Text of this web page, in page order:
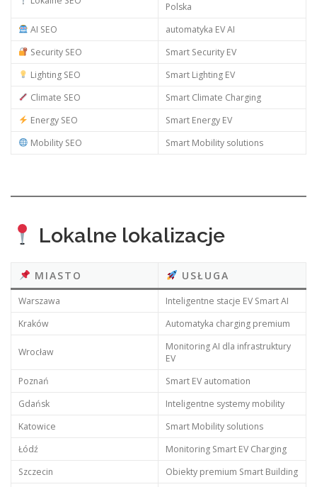
Polska
AI SEO
automatyka EV AI
Security SEO
Smart Security EV
Lighting SEO
Smart Lighting EV
Climate SEO
Smart Climate Charging
Energy SEO
Smart Energy EV
Mobility SEO
Smart Mobility solutions
Lokalne lokalizacje
MIASTO USŁUGA
Warszawa
Inteligentne stacje EV Smart AI
Kraków
Automatyka charging premium
Wrocław
Monitoring AI dla infrastruktury
EV
Poznań
Smart EV automation
Gdańsk
Inteligentne systemy mobility
Katowice
Smart Mobility solutions
Łódź
Monitoring Smart EV Charging
Szczecin
Obiekty premium Smart Building